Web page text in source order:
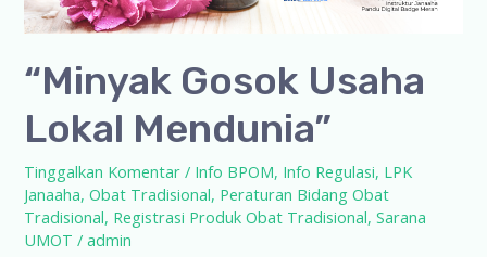
“Minyak Gosok Usaha
Lokal Mendunia”
Tinggalkan Komentar / Info BPOM, Info Regulasi, LPK
Janaaha,Obat Tradisional, Peraturan Bidang Obat
Tradisional, Registrasi Produk Obat Tradisional,Sarana
UMOT /admin